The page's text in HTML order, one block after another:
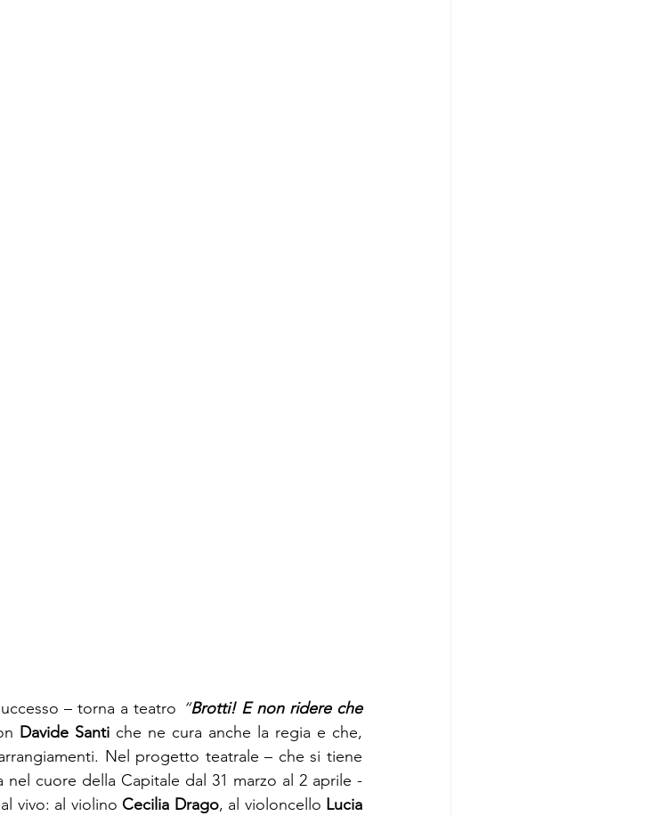
– torna a teatro “Brotti! E non ridere che
Davide Santi che ne cura anche la regia e che,
Nel progetto teatrale – che si tiene
nel cuore della Capitale dal 31 marzo al 2 aprile -
vivo: al violino Cecilia Drago, al violoncello Lucia